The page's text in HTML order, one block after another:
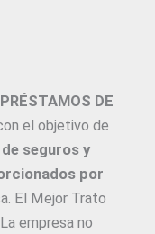
DE
el objetivo de
seguros y
por
El Mejor Trato
empresa no